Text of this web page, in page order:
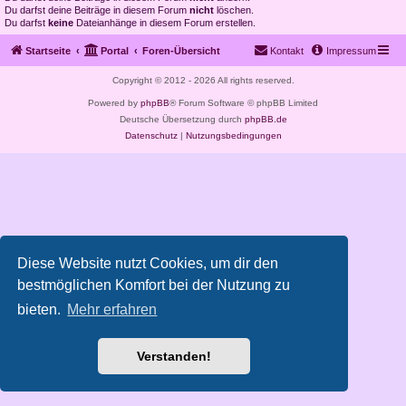
Diese Website nutzt Cookies, um dir den
bestmöglichen Komfort bei der Nutzung zu
bieten. Mehr erfahren
Verstanden!
Du darfst deine Beiträge in diesem Forum nicht löschen.
Du darfst keine Dateianhänge in diesem Forum erstellen.
Startseite Portal Foren-Übersicht Impressum
Kontakt
Copyright © 2012 - 2026 All rights reserved.
Powered by phpBB® Forum Software © phpBB Limited
Deutsche Übersetzung durch phpBB.de
Datenschutz| Nutzungsbedingungen